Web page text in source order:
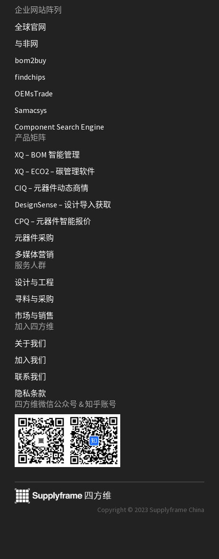
企业网站阵列
全球官网
与非网
bom2buy
findchips
OEMsTrade
Samacsys
Component Search Engine
产品矩阵
XQ – BOM 智能管理
XQ – ECO2 – 碳管理软件
CIQ – 元器件动态商情
DesignSense – 设计导入获取
CPQ – 元器件智能报价
元器件采购
多媒体营销
服务人群
设计与工程
寻料与采购
市场与销售
加入四方维
关于我们
加入我们
联系我们
隐私条款
四方维微信公众号 & 知乎账号
Copyright © 2023 Supplyframe China